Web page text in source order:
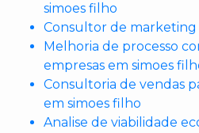
simoes filho
Consultor de marketing
Melhoria de processo
empresas em simoes
Consultoria de vendas
em simoes filho
Analise de viabilidade